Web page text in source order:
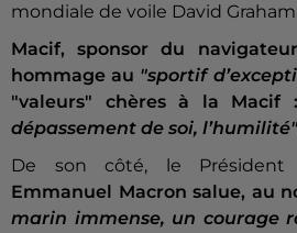
mondiale de voile David
Macif, sponsor du
hommage au "sportif
"valeurs" chères à la Macif
dépassement de soi, l’humilité"
De son côté, le Président
Emmanuel Macron salue, au
marin immense, un courage